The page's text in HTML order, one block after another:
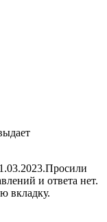
и ответа нет.
вкладку.